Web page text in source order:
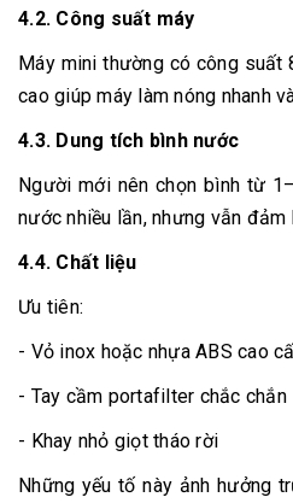
4.2. Công suất máy
Máy mini thường có công suất
cao giúp máy làm nóng nhanh
4.3. Dung tích bình nước
Người mới nên chọn bình từ
nước nhiều lần, nhưng vẫn
4.4. Chất liệu
Ưu tiên:
- Vỏ inox hoặc nhựa ABS cao
- Tay cầm portafilter chắc chắn
- Khay nhỏ giọt tháo rời
Những yếu tố này ảnh hưởng